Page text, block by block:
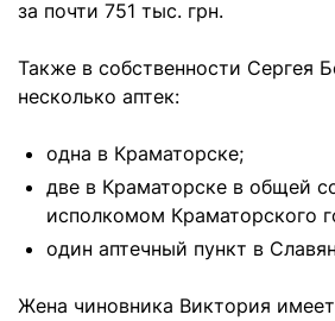
за почти 751 тыс. грн.
Также в собственности Сергея
несколько аптек:
одна в Краматорске;
две в Краматорске в общей
исполкомом Краматорского
один аптечный пункт в
Жена чиновника Виктория